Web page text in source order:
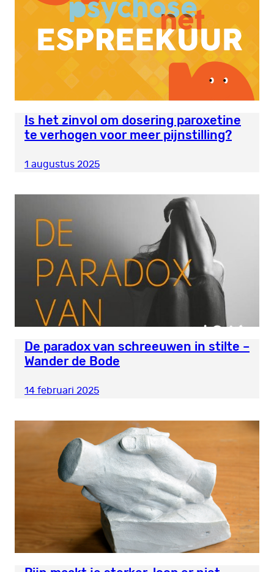
Is het zinvol om dosering paroxetine
te verhogen voor meer pijnstilling?
1 augustus 2025
De paradox van schreeuwen in stilte –
Wander de Bode
14 februari 2025